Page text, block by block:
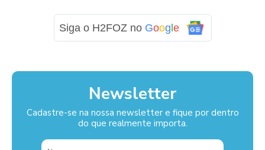
Siga o H2FOZ no Google
Newsletter
Cadastre-se na nossa newsletter e fique por dentro
do que realmente importa.